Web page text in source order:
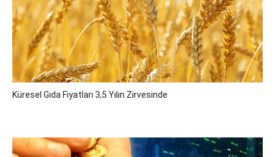
Küresel Gıda Fiyatları 3,5 Yılın Zirvesinde